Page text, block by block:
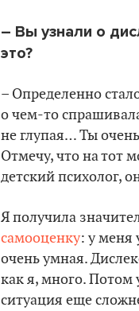
– Вы узнали о
это?
– Определенно
о чем-то
не глупая… Ты
Отмечу, что на тот
детский психолог,
Я получила
самооценку: у меня
очень умная.
как я, много. Потом
ситуация еще